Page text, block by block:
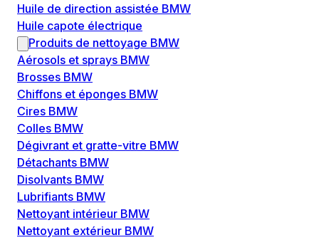
Huile de direction assistée BMW
Huile capote électrique
Produits de nettoyage BMW
Aérosols et sprays BMW
Brosses BMW
Chiffons et éponges BMW
Cires BMW
Colles BMW
Dégivrant et gratte-vitre BMW
Détachants BMW
Disolvants BMW
Lubrifiants BMW
Nettoyant intérieur BMW
Nettoyant extérieur BMW